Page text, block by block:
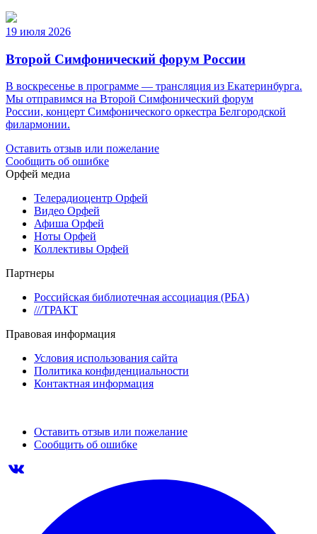
19 июля 2026
Второй Симфонический форум России
В воскресенье в программе — трансляция из Екатеринбурга.
Мы отправимся на Второй Симфонический форум
России, концерт Симфонического оркестра Белгородской
филармонии.
Оставить отзыв или пожелание
Сообщить об ошибке
Орфей медиа
Телерадиоцентр Орфей
Видео Орфей
Афиша Орфей
Ноты Орфей
Коллективы Орфей
Партнеры
Российская библиотечная ассоциация (РБА)
///ТРАКТ
Правовая информация
Условия использования сайта
Политика конфиденциальности
Контактная информация
Оставить отзыв или пожелание
Сообщить об ошибке